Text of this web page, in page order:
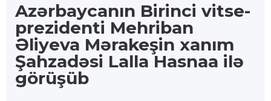
Azərbaycanın Birinci vitse-
prezidenti Mehriban
Əliyeva Mərakeşin xanım
Şahzadəsi Lalla Hasnaa ilə
görüşüb